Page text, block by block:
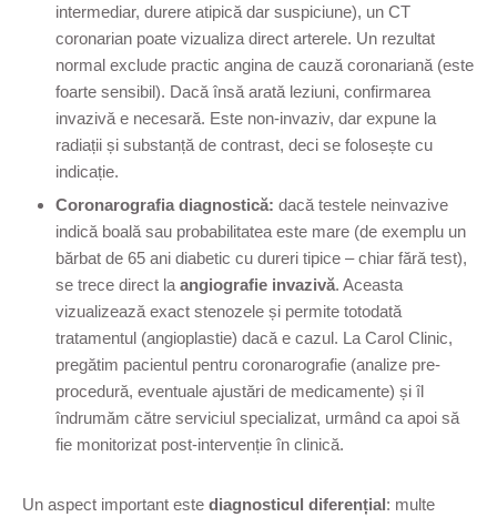
intermediar, durere atipică dar suspiciune), un CT
coronarian poate vizualiza direct arterele. Un rezultat
normal exclude practic angina de cauză coronariană (este
foarte sensibil). Dacă însă arată leziuni, confirmarea
invazivă e necesară. Este non-invaziv, dar expune la
radiații și substanță de contrast, deci se folosește cu
indicație.
Coronarografia diagnostică: dacă testele neinvazive
indică boală sau probabilitatea este mare (de exemplu un
bărbat de 65 ani diabetic cu dureri tipice – chiar fără test),
se trece direct la angiografie invazivă. Aceasta
vizualizează exact stenozele și permite totodată
tratamentul (angioplastie) dacă e cazul. La Carol Clinic,
pregătim pacientul pentru coronarografie (analize pre-
procedură, eventuale ajustări de medicamente) și îl
îndrumăm către serviciul specializat, urmând ca apoi să
fie monitorizat post-intervenție în clinică.
Un aspect important este diagnosticul diferențial: multe